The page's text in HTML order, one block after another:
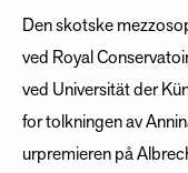
Den skotske
ved Royal
ved Universität der
for tolkningen av
urpremieren på